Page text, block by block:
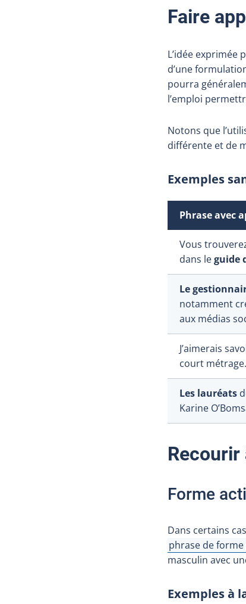
Faire
L’idée
d’une
pourra
l’emploi
Notons que
différente et de
Exemples
Phrase avec
Vous
dans leguide
Le
notamment
aux médias
J’aimerais
court métrage.
Les lauréats
Karine
Forme
Dans certains
phrase de forme
Afficher
masculin avec
Exemples à